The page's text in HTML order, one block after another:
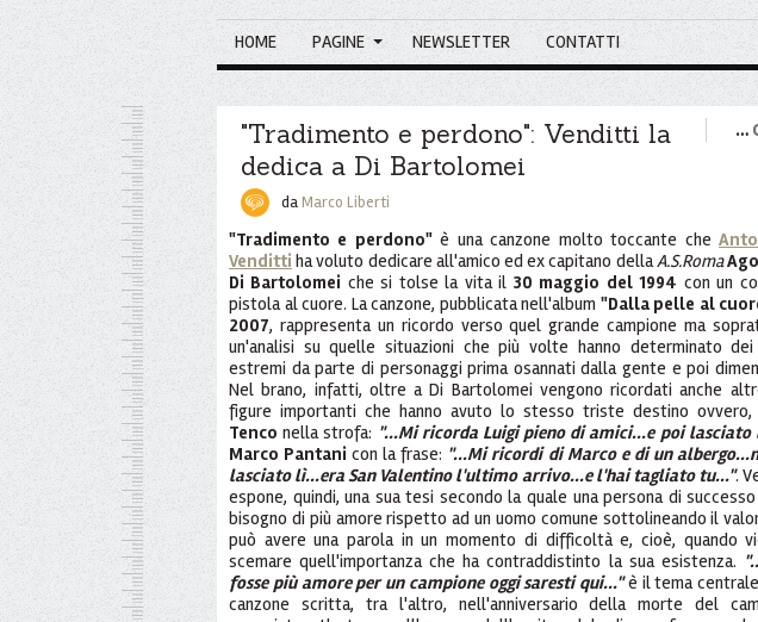
HOME PAGINE NEWSLETTER CONTATTI
"Tradimento e perdono": Venditti la
dedica a Di Bartolomei
…
daMarco Liberti
"Tradimento e perdono"è una canzone molto toccante che
Venditti ha voluto dedicare all'amico ed ex capitano dellaA.S.Roma
Di Bartolomei che si tolse la vita il 30 maggio del 1994 con un
pistola al cuore. La canzone, pubblicata nell'album "Dalla pelle al
2007, rappresenta un ricordo verso quel grande campione ma
un'analisi su quelle situazioni che più volte hanno determinato
estremi da parte di personaggi prima osannati dalla gente e poi
Nel brano, infatti, oltre a Di Bartolomei vengono ricordati anche
figure importanti che hanno avuto lo stesso triste destino ovvero,
Tenco nella strofa: "...Mi ricorda Luigi pieno di amici...e poi lasciato
Marco Pantani con la frase: "...Mi ricordi di Marco e di un
lasciato lì...era San Valentino l'ultimo arrivo...e l'hai tagliato tu...".
espone, quindi, una sua tesi secondo la quale una persona di
bisogno di più amore rispetto ad un uomo comune sottolineando il
può avere una parola in un momento di difficoltà e, cioè, quando
scemare quell'importanza che ha contraddistinto la sua esistenza.
fosse più amore per un campione oggi saresti qui..."è il tema
canzone scritta, tra l'altro, nell'anniversario della morte del